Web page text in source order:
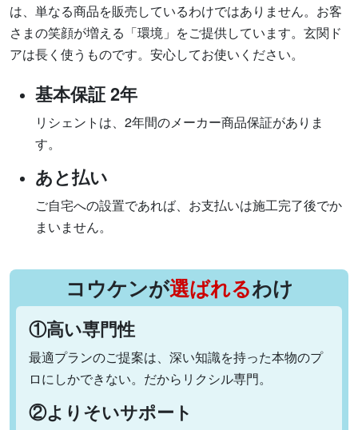
は、単なる商品を販売しているわけではありません。お客
さまの笑顔が増える「環境」をご提供しています。玄関ド
アは長く使うものです。安心してお使いください。
基本保証 2年
リシェントは、2年間のメーカー商品保証がありま
す。
あと払い
ご自宅への設置であれば、お支払いは施工完了後でか
まいません。
コウケンが選ばれるわけ
①高い専門性
最適プランのご提案は、深い知識を持った本物のプ
ロにしかできない。だからリクシル専門。
②よりそいサポート